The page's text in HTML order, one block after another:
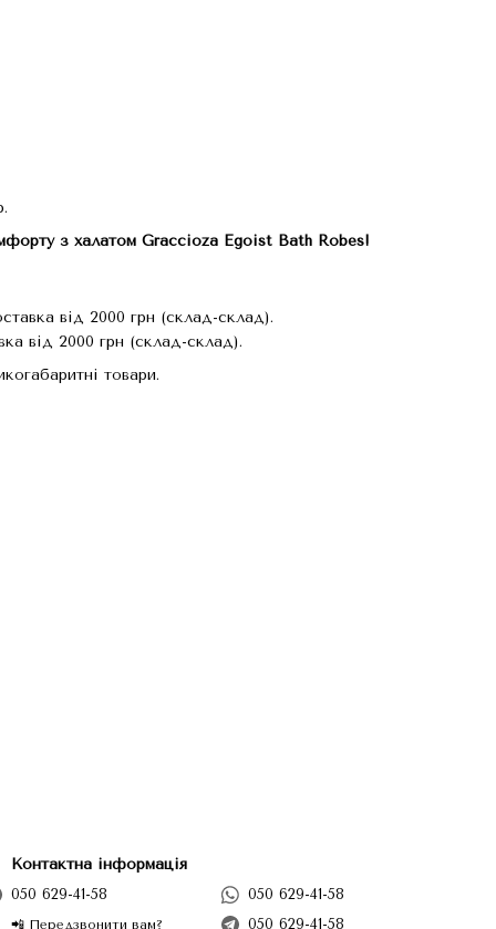
з халатом Graccioza Egoist Bath Robes!
від 2000 грн (склад-склад).
від 2000 грн (склад-склад).
товари.
Контактна інформація
050 629-41-58
📲 Передзвонити вам?
050 629-41-58
050 629-41-58